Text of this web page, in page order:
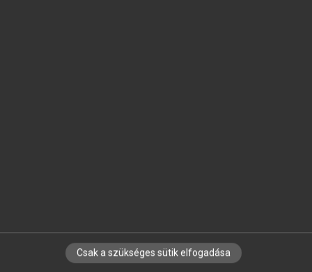
IRATKOZZ FEL HÍRLEVELÜNKRE!
Csak a szükséges sütik elfogadása